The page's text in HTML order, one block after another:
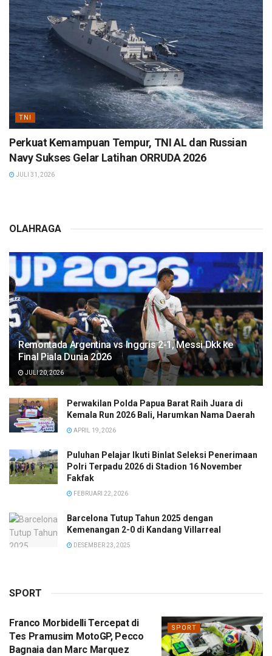
TNI
Perkuat Kemampuan Tempur, TNI AL dan Russian
Navy Sukses Gelar Latihan ORRUDA 2026
JULI 31, 2026
OLAHRAGA
Remontada Argentina vs Inggris 2-1, Messi Dkk ke
Final Piala Dunia 2026
JULI 20, 2026
Perwakilan Polda Papua Barat Raih Juara di
Kemala Run 2026 Bali, Harumkan Nama Daerah
APRIL 19, 2026
Puluhan Pelajar Ikuti Binlat Seleksi Penerimaan
Polri Terpadu 2026 di Stadion 16 November
Fakfak
FEBRUARI 22, 2026
Barcelona Tutup Tahun 2025 dengan
Kemenangan 2-0 di Kandang Villarreal
DESEMBER 23, 2025
SPORT
SPORT
Franco Morbidelli Tercepat di
Tes Pramusim MotoGP, Pecco
Bagnaia dan Marc Marquez